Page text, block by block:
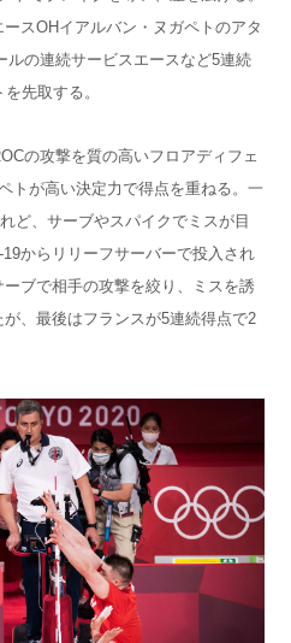
スOHイアルバン・ヌガペトのアタ
ルの連続サービスエースなど5連続
先取する。
の攻撃を質の高いフロアディフェ
トが高い決定力で得点を重ねる。一
ど、サーブやスパイクでミスが目
からリリーフサーバーで投入され
ブで相手の攻撃を絞り、ミスを誘
、最後はフランスが5連続得点で2